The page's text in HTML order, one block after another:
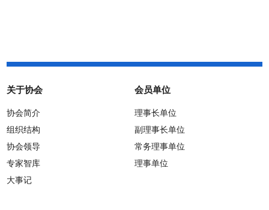
关于协会
协会简介
组织结构
协会领导
专家智库
大事记
会员单位
理事长单位
副理事长单位
常务理事单位
理事单位